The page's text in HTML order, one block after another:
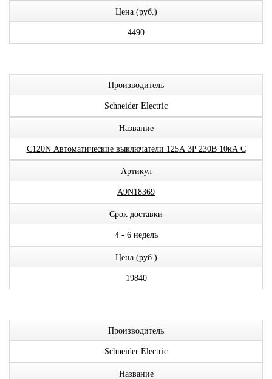
Цена (руб.)
4490
Производитель
Schneider Electric
Название
С120N Автоматические выключатели 125А 3P 230В 10кА C
Артикул
A9N18369
Срок доставки
4 - 6 недель
Цена (руб.)
19840
Производитель
Schneider Electric
Название